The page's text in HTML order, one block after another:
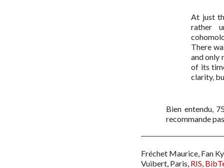
At just
rather
There
and only
of its
clarity,
Bien entendu,
recommande
Fréchet Maurice, Fan Ky
Vuibert, Paris RIS